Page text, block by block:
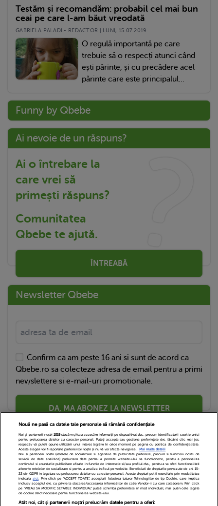
Testăm și recomandăm: probabil cel mai bun
ceai pe care l-am băut vreodată
GABRIELA PALADI - REDACTOR | LUNI, 15.07.2019
O regulă importantă pe care
trebuie să o respecți atunci când
ești părinte, și cu precădere acel
părinte care este principalul...
Funny by Qbebe
Ai nevoie de un răspuns?
Ai o întrebare la
care vrei să
primești răspuns?
Comunitatea
Qbebe te ajută.
ÎNTREABĂ
Newsletter Qbebe
Confirm ca am peste 16 ani si sunt de acord ca
Qbebe.ro sa colecteze adresa de email pentru a primi
newslettere si e-mail-uri promotionale.
DA, MA ABONEZ LA NEWSLETTER
Echipa Editoriala Newsletter
Contact
Cariere
Cookies Politica de confidentialitate
Nouă ne pasă ca datele tale personale să rămână confidențiale
Noi și partenerii noștri 1019stocăm și/sau accesăm informații pe dispozitivul dvs., precum identificatorii cookie unici
pentru prelucrarea datelor cu caracter personal. Puteți accepta sau gestiona preferințele dvs. făcând clic mai jos,
respectiv vă puteți opune utilizării unui interes legitim în orice moment pe pagina cu politica de confidențialitate.
Aceste alegeri vor fi raportate partenerilor noștri și nu vă vor afecta navigarea.
Mai multe detalii
Noi si partenerii nostri (retelele de socializare si agentiile de publicitate partenere, precum si furnizorii nostri de
servicii de date analitice) prelucram date pentru a permite website-ului sa functioneze, pentru a personaliza
continutul si anunturile publicitare afisate in functie de interesele si/sau profilul dvs., pentru a va oferi functionalitati
aferente retelelor de socializare si pentru a analiza traficul pe website. Beneficiati de drepturile prevazute de art. 15-
22 din GDPR in legatura cu prelucrarea datelor cu caracter personal. Aceste drepturi pot fi exercitate prin modalitatea
indicataaici. Prin click pe “ACCEPT TOATE”, acceptati folosirea tuturor Tehnologiilor de tip Cookie, care implica
inclusiv acceptul dvs. cu privire la stocarea/accesarea informatiilor de catre Vendor-ii cu care colaboram. Prin click
pe “VREAU SA MODIFIC SETARILE INDIVIDUAL” puteti schimba preferintele in mod individual, mai putin cele legate
de cookie strict necesare pentru functionarea website-ului.
Atât noi, cât și partenerii noștri prelucrăm datele pentru a oferi: